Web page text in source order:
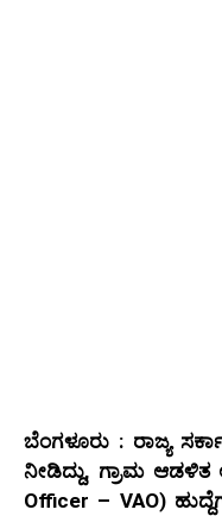
ಬೆಂಗಳೂರು : ರಾಜ್ಯ
ನೀಡಿದ್ದು, ಗ್ರಾಮ
Officer – VAO)